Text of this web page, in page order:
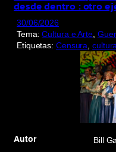
desde dentro : otro
30/06/2026
Tema:Cultura e Arte,
Etiquetas: Censura,
Autor Bill